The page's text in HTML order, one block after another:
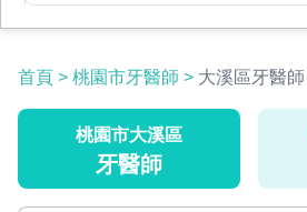
首頁 > 桃園市牙醫師 > 大溪區牙醫師
桃園市大溪區
牙醫師